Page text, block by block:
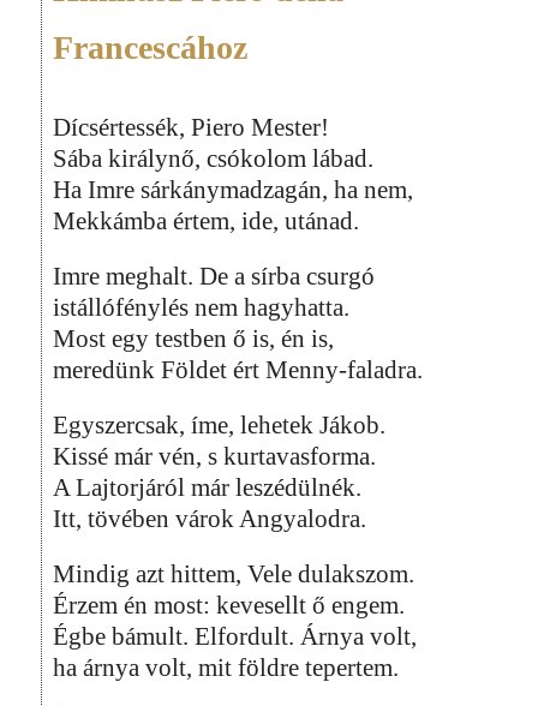
Francescához
Dícsértessék, Piero Mester!
Sába királynő, csókolom lábad.
Ha Imre sárkánymadzagán, ha nem,
Mekkámba értem, ide, utánad.
Imre meghalt. De a sírba csurgó
istállófénylés nem hagyhatta.
Most egy testben ő is, én is,
meredünk Földet ért Menny-faladra.
Egyszercsak, íme, lehetek Jákob.
Kissé már vén, s kurtavasforma.
A Lajtorjáról már leszédülnék.
Itt, tövében várok Angyalodra.
Mindig azt hittem, Vele dulakszom.
Érzem én most: kevesellt ő engem.
Égbe bámult. Elfordult. Árnya volt,
ha árnya volt, mit földre tepertem.